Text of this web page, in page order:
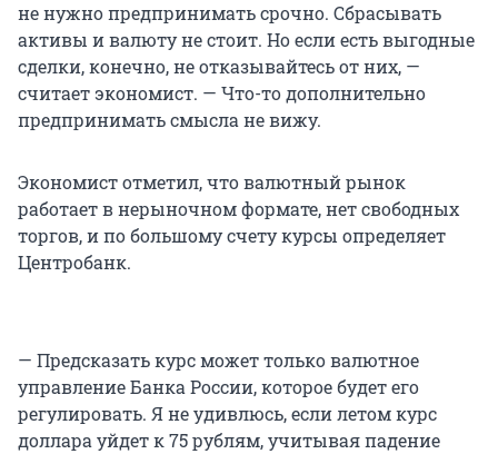
не нужно предпринимать срочно. Сбрасывать
активы и валюту не стоит. Но если есть выгодные
сделки, конечно, не отказывайтесь от них, —
считает экономист. — Что-то дополнительно
предпринимать смысла не вижу.
Экономист отметил, что валютный рынок
работает в нерыночном формате, нет свободных
торгов, и по большому счету курсы определяет
Центробанк.
— Предсказать курс может только валютное
управление Банка России, которое будет его
регулировать. Я не удивлюсь, если летом курс
доллара уйдет к 75 рублям, учитывая падение